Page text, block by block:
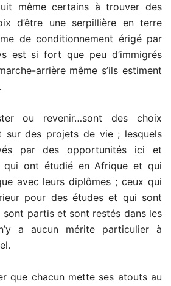
même certains à trouver des
d’être une serpillière en terre
de conditionnement érigé par
est si fort que peu d’immigrés
arrière même s’ils estiment
ou revenir…sont des choix
sur des projets de vie ; lesquels
par des opportunités ici et
qui ont étudié en Afrique et qui
avec leurs diplômes ; ceux qui
pour des études et qui sont
sont partis et sont restés dans les
a aucun mérite particulier à
que chacun mette ses atouts au